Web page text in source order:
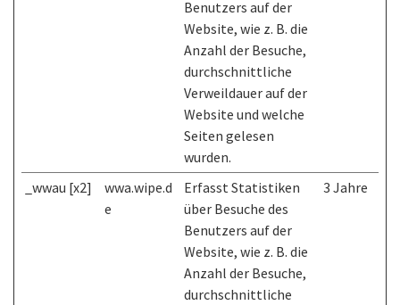
Benutzers auf der
Website, wie z. B. die
Anzahl der Besuche,
durchschnittliche
Verweildauer auf der
Website und welche
Seiten gelesen
wurden.
_wwau [x2]
wwa.wipe.d
e
Erfasst Statistiken
über Besuche des
Benutzers auf der
Website, wie z. B. die
Anzahl der Besuche,
durchschnittliche
3 Jahre